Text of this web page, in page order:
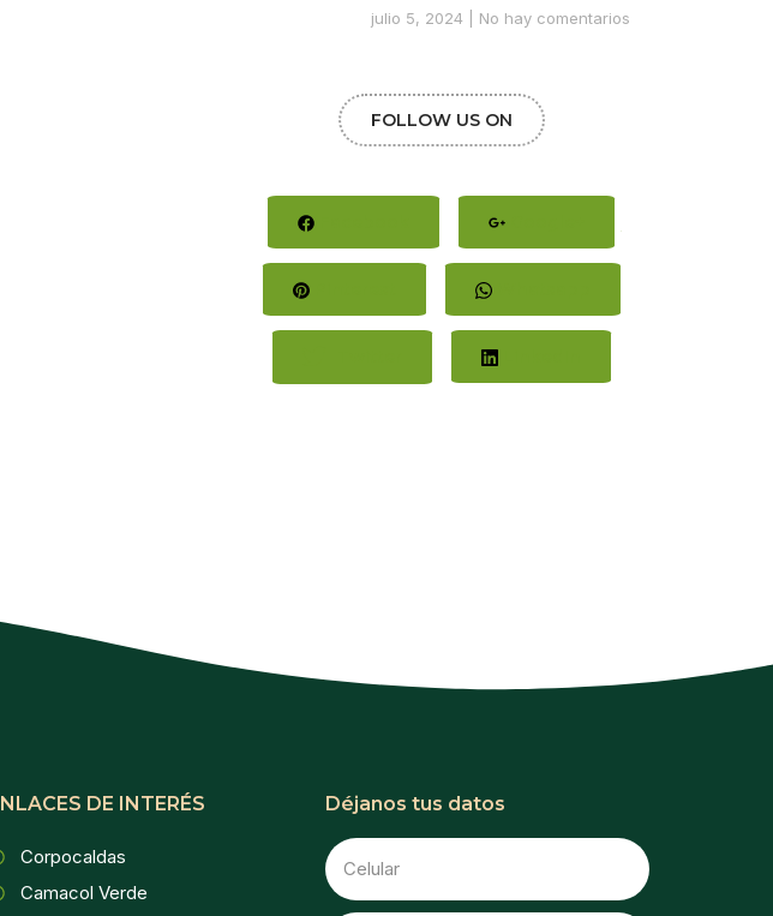
julio 5, 2024 No hay comentarios
FOLLOW US ON
Pinterest Whatsapp
LinkedIn
DE INTERÉS
Corpocaldas
Camacol Verde
Déjanos tus datos